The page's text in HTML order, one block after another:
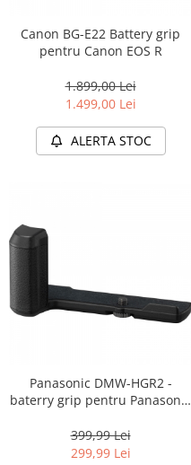
Canon BG-E22 Battery grip
pentru Canon EOS R
1.899,00 Lei
1.499,00 Lei
ALERTA STOC
Panasonic DMW-HGR2 -
baterry grip pentru Panasonic
399,99 Lei
299,99 Lei